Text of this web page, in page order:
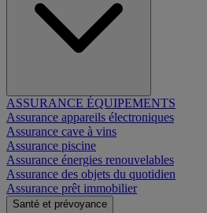
ASSURANCE ÉQUIPEMENTS
Assurance appareils électroniques
Assurance cave à vins
Assurance piscine
Assurance énergies renouvelables
Assurance des objets du quotidien
Assurance prêt immobilier
Santé et prévoyance